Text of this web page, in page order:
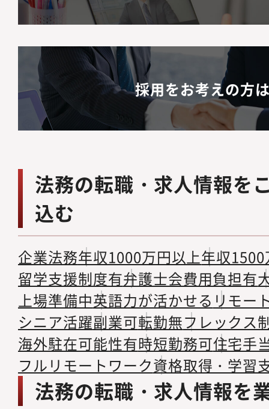
採用をお考えの方
法務の転職・求人情報を
込む
企業法務年収1000万円以上年収
留学支援制度有弁護士会費用負担有
上場準備中英語力が活かせる リモー
シニア活躍副業可転勤無フレックス
海外駐在可能性有時短勤務可住宅手
フルリモートワーク資格取得・学習
法務の転職・求人情報を